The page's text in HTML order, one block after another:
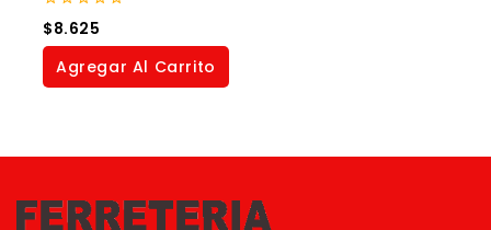
0
out
of
$8.625
Agregar Al Carrito